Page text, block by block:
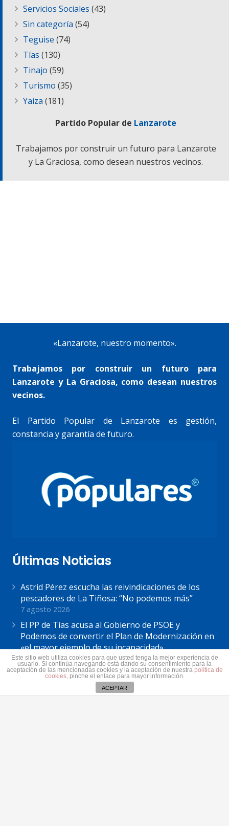
Servicios Sociales (43)
Sin categoría (54)
Teguise (74)
Tías (130)
Tinajo (59)
Turismo (35)
Yaiza (181)
Partido Popular de Lanzarote
Trabajamos por construir un futuro para Lanzarote
y La Graciosa, como desean nuestros vecinos.
«Lanzarote, nuestro momento».
Trabajamos por construir un futuro para
Lanzarote y La Graciosa, como desean nuestros
vecinos.
El Partido Popular de Lanzarote es gestión,
constancia y garantía de futuro.
Últimas Noticias
Astrid Pérez escucha las reivindicaciones de los
pescadores de La Tiñosa: “No podemos más”
7 agosto 2026
El PP de Tías acusa al Gobierno de PSOE y
Podemos de convertir el Plan de Modernización en
«el mayor ejemplo de su incapacidad»
7 agosto 2026
Astrid Pérez: “Lanzarote y toda Canarias se
solidariza con Ceuta: España no puede seguir sin
una política migratoria de Estado”
Este sitio web utiliza cookies para que usted tenga la mejor experiencia de
usuario. Si continúa navegando está dando su consentimiento para la
aceptación de las mencionadas cookies y la aceptación de nuestra política de
cookies, pinche el enlace para mayor información.
ACEPTAR